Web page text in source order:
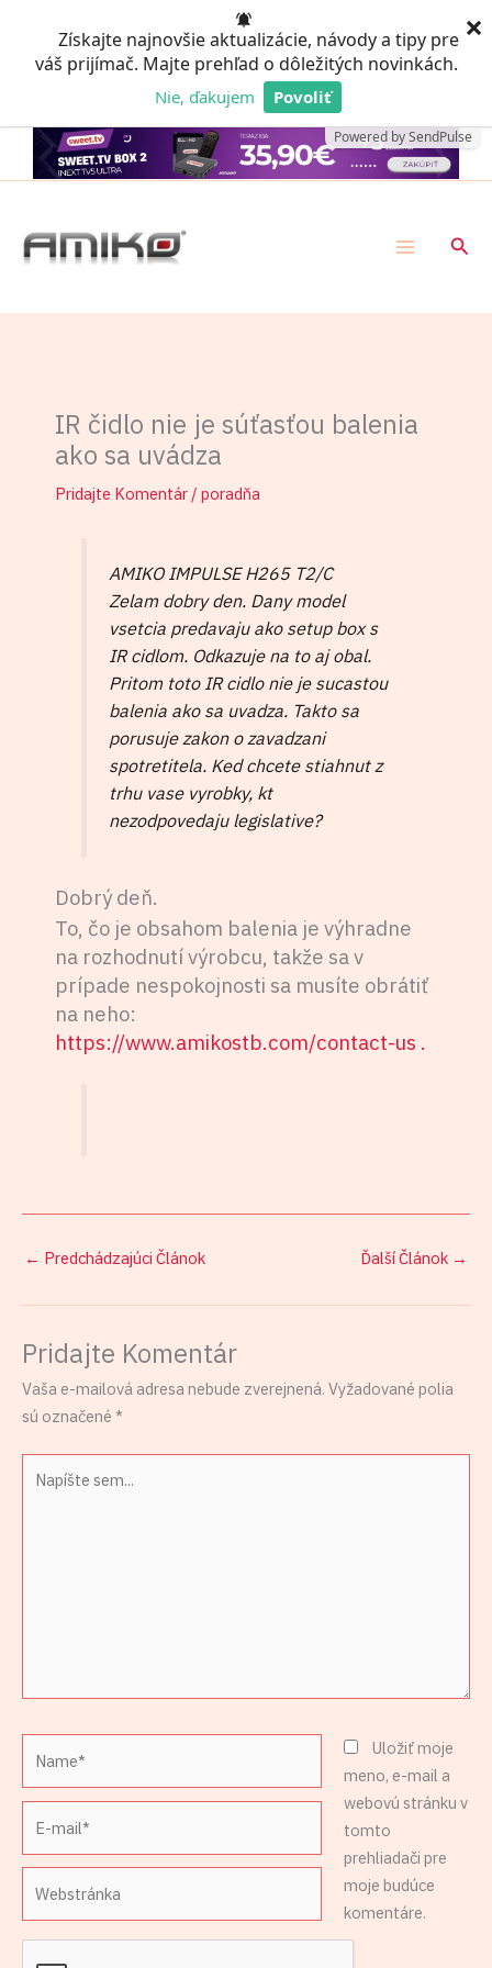
Získajte najnovšie aktualizácie, návody a tipy pre
váš prijímač. Majte prehľad o dôležitých novinkách.
Nie, ďakujem Povoliť
Powered by SendPulse
×
obsah
IR čidlo nie je súťasťou balenia
ako sa uvádza
Pridajte Komentár / poradňa
AMIKO IMPULSE H265 T2/C
Zelam dobry den. Dany model
vsetcia predavaju ako setup box s
IR cidlom. Odkazuje na to aj obal.
Pritom toto IR cidlo nie je sucastou
balenia ako sa uvadza. Takto sa
porusuje zakon o zavadzani
spotretitela. Ked chcete stiahnut z
trhu vase vyrobky, kt
nezodpovedaju legislative?
Dobrý deň.
To, čo je obsahom balenia je výhradne
na rozhodnutí výrobcu, takže sa v
prípade nespokojnosti sa musíte obrátiť
na neho:
https://www.amikostb.com/contact-us .
← Predchádzajúci Článok Ďalší Článok →
Pridajte Komentár
Vaša e-mailová adresa nebude zverejnená. Vyžadované polia
sú označené *
sem...
mail*
Uložiť moje
meno, e-mail a
webovú stránku v
tomto
prehliadači pre
moje budúce
komentáre.